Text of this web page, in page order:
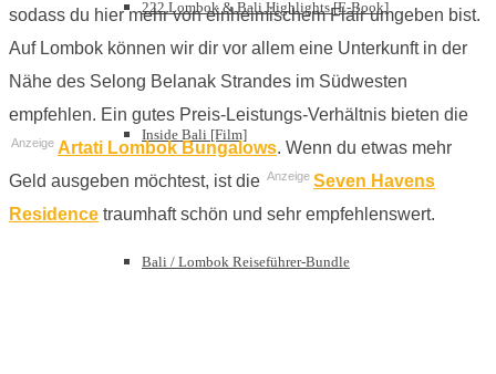
222 Lombok & Bali Highlights [E-Book]
Inside Bali [Film]
Bali / Lombok Reiseführer-Bundle
sodass du hier mehr von einheimischem Flair umgeben bist.
Auf Lombok können wir dir vor allem eine Unterkunft in der
Nähe des Selong Belanak Strandes im Südwesten
empfehlen. Ein gutes Preis-Leistungs-Verhältnis bieten die
Anzeige Artati Lombok Bungalows. Wenn du etwas mehr
Geld ausgeben möchtest, ist die Anzeige Seven Havens
Residence traumhaft schön und sehr empfehlenswert.